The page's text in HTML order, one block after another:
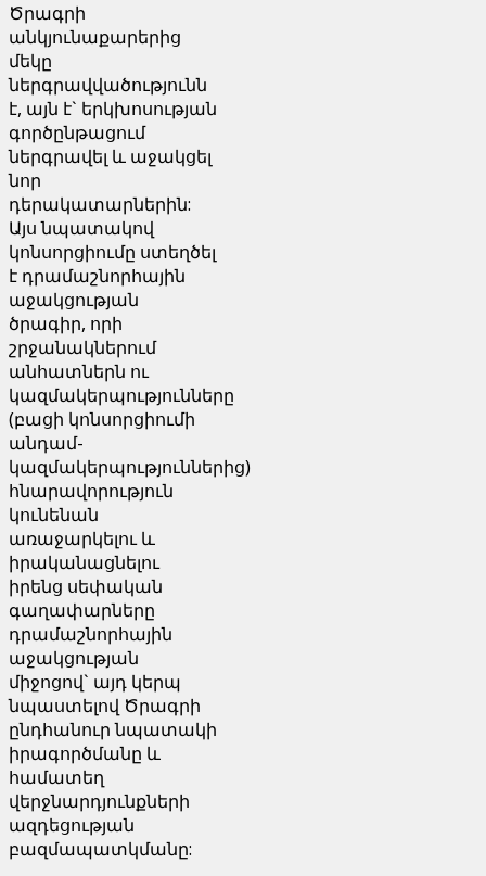
Ծրագրի
անկյունաքարերից
մեկը
ներգրավվածությունն
է, այն է` երկխոսության
գործընթացում
ներգրավել և աջակցել
նոր
դերակատարներին:
Այս նպատակով
կոնսորցիումը ստեղծել
է դրամաշնորհային
աջակցության
ծրագիր, որի
շրջանակներում
անհատներն ու
կազմակերպությունները
(բացի կոնսորցիումի
անդամ-
կազմակերպություններից)
հնարավորություն
կունենան
առաջարկելու և
իրականացնելու
իրենց սեփական
գաղափարները
դրամաշնորհային
աջակցության
միջոցով` այդ կերպ
նպաստելով Ծրագրի
ընդհանուր նպատակի
իրագործմանը և
համատեղ
վերջնարդյունքների
ազդեցության
բազմապատկմանը: